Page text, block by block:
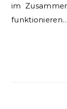
im
funktionieren…